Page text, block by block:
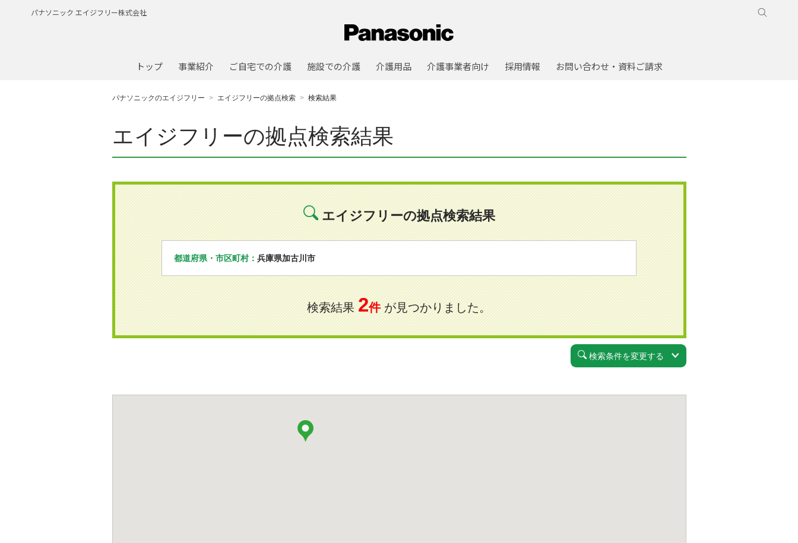
パナソニック エイジフリー株式会社
トップ 事業紹介 ご自宅での介護 施設での介護 介護用品 介護事業者向け 採用情報 お問い合わせ・資料ご請求
パナソニックのエイジフリー エイジフリーの拠点検索 検索結果
エイジフリーの拠点検索結果
エイジフリーの拠点検索結果
都道府県・市区町村： 兵庫県加古川市
検索結果2件が見つかりました。
検索条件を変更する